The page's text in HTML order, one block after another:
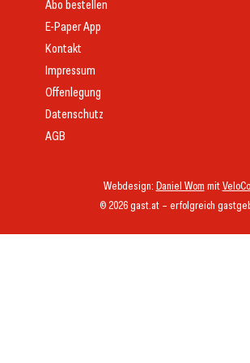
© 2026 gast.at – erfolgreich
Webdesign: Daniel Wom mit
Abo bestellen
E-Paper App
Kontakt
Impressum
Offenlegung
Datenschutz
AGB